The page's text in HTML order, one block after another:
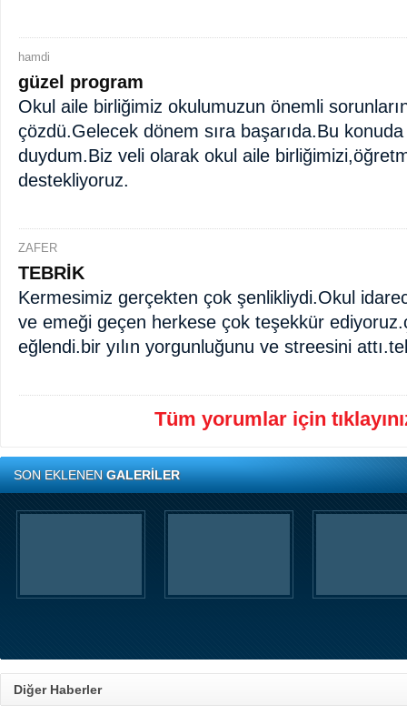
hamdi
güzel program
Okul aile birliğimiz okulumuzun önemli
çözdü.Gelecek dönem sıra başarıda.Bu
duydum.Biz veli olarak okul aile
destekliyoruz.
ZAFER
TEBRİK
Kermesimiz gerçekten çok şenlikliydi.Okul
ve emeği geçen herkese çok teşekkür
eğlendi.bir yılın yorgunluğunu ve streesini
Tüm yorumlar için
SON EKLENENGALERİLER
Diğer Haberler